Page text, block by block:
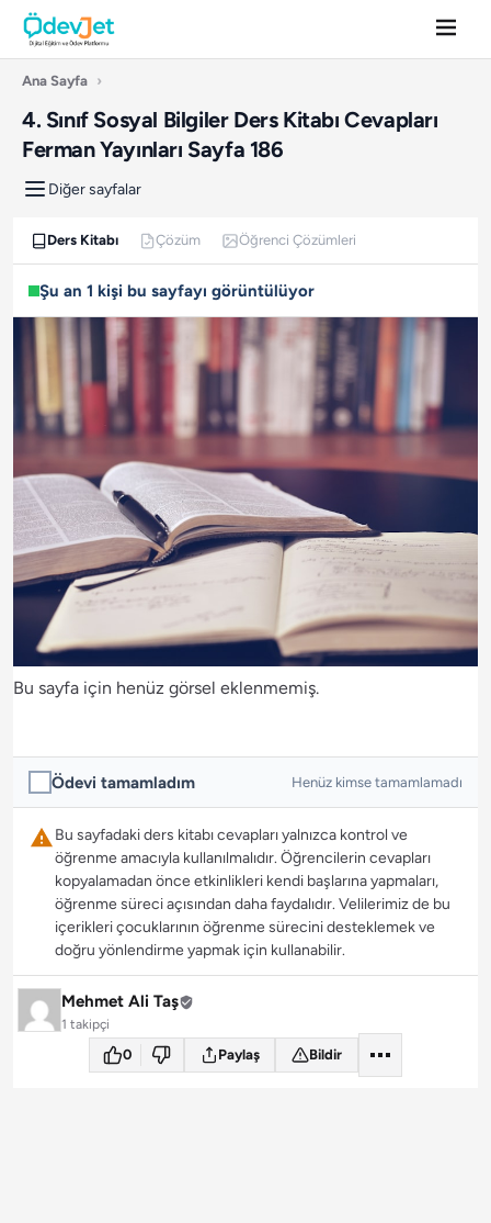
Ana Sayfa ›
4. Sınıf Sosyal Bilgiler Ders Kitabı Cevapları
Ferman Yayınları Sayfa 186
Diğer sayfalar
Ders Kitabı Çözüm Öğrenci Çözümleri
Şu an 1 kişi bu sayfayı görüntülüyor
Bu sayfa için henüz görsel eklenmemiş.
Ödevi tamamladım Henüz kimse tamamlamadı
Bu sayfadaki ders kitabı cevapları yalnızca kontrol ve
öğrenme amacıyla kullanılmalıdır. Öğrencilerin cevapları
kopyalamadan önce etkinlikleri kendi başlarına yapmaları,
öğrenme süreci açısından daha faydalıdır. Velilerimiz de bu
içerikleri çocuklarının öğrenme sürecini desteklemek ve
doğru yönlendirme yapmak için kullanabilir.
Mehmet Ali Taş
1 takipçi
0 Paylaş Bildir